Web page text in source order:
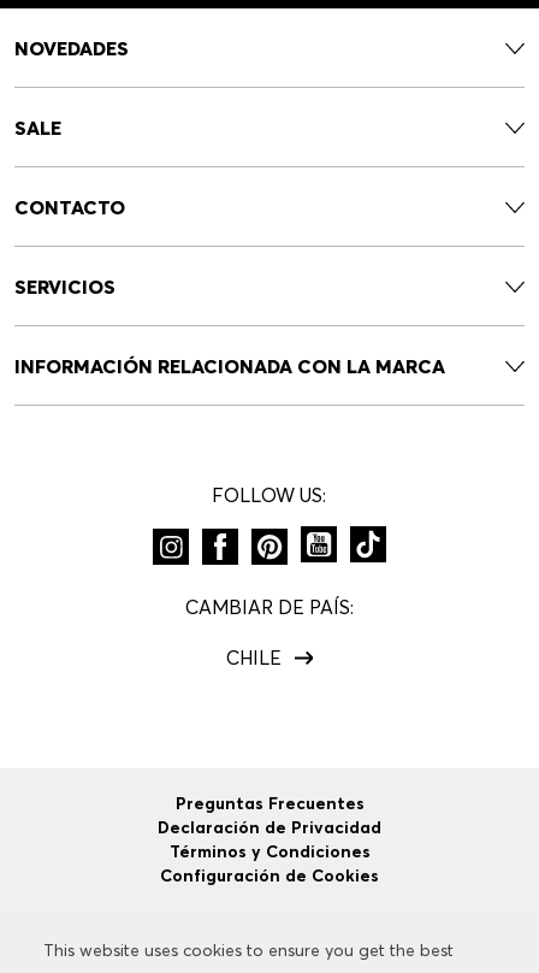
This website uses cookies to ensure you get the best
This website uses cookies to ensure you get the best
NOVEDADES
SALE
CONTACTO
SERVICIOS
INFORMACIÓN RELACIONADA CON LA MARCA
FOLLOW US:
CAMBIAR DE PAÍS:
CHILE
Preguntas Frecuentes
Declaración de Privacidad
Términos y Condiciones
Configuración de Cookies